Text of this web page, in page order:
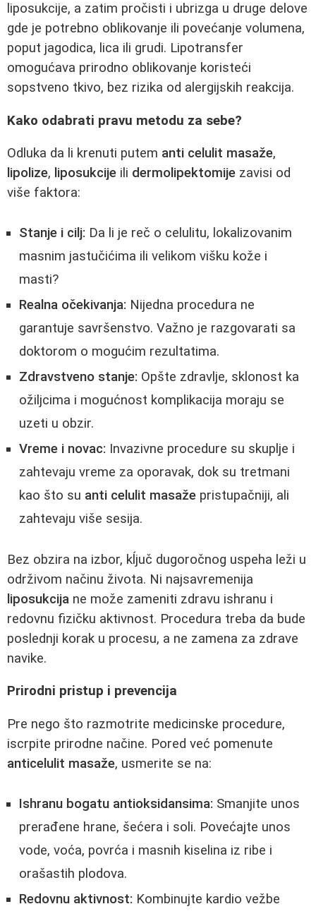
liposukcije, a zatim pročisti i ubrizga u druge delove
gde je potrebno oblikovanje ili povećanje volumena,
poput jagodica, lica ili grudi. Lipotransfer
omogućava prirodno oblikovanje koristeći
sopstveno tkivo, bez rizika od alergijskih reakcija.
Kako odabrati pravu metodu za sebe?
Odluka da li krenuti putem anti celulit masaže,
lipolize, liposukcije ili dermolipektomije zavisi od
više faktora:
Stanje i cilj: Da li je reč o celulitu, lokalizovanim
masnim jastučićima ili velikom višku kože i
masti?
Realna očekivanja: Nijedna procedura ne
garantuje savršenstvo. Važno je razgovarati sa
doktorom o mogućim rezultatima.
Zdravstveno stanje: Opšte zdravlje, sklonost ka
ožiljcima i mogućnost komplikacija moraju se
uzeti u obzir.
Vreme i novac: Invazivne procedure su skuplje i
zahtevaju vreme za oporavak, dok su tretmani
kao što su anti celulit masaže pristupačniji, ali
zahtevaju više sesija.
Bez obzira na izbor, kĺjuč dugoročnog uspeha leži u
održivom načinu života. Ni najsavremenija
liposukcija ne može zameniti zdravu ishranu i
redovnu fizičku aktivnost. Procedura treba da bude
poslednji korak u procesu, a ne zamena za zdrave
navike.
Prirodni pristup i prevencija
Pre nego što razmotrite medicinske procedure,
iscrpite prirodne načine. Pored već pomenute
anticelulit masaže, usmerite se na:
Ishranu bogatu antioksidansima: Smanjite unos
prerađene hrane, šećera i soli. Povećajte unos
vode, voća, povrća i masnih kiselina iz ribe i
orašastih plodova.
Redovnu aktivnost: Kombinujte kardio vežbe